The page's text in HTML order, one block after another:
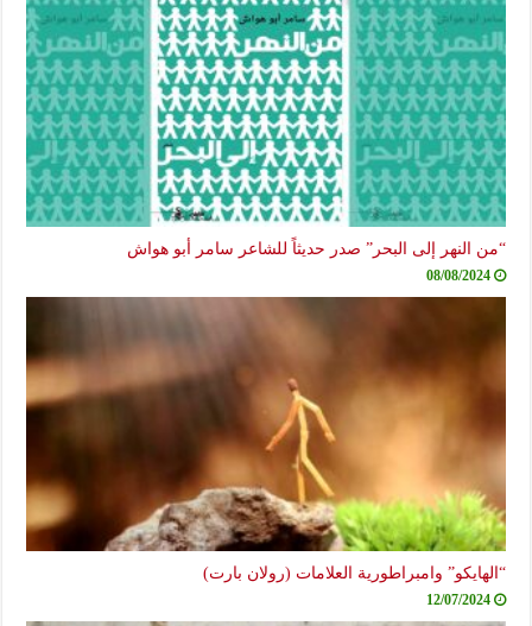
“من النهر إلى البحر” صدر حديثاً للشاعر سامر أبو هواش
08/08/2024
“الهايكو” وامبراطورية العلامات (رولان بارت)
12/07/2024